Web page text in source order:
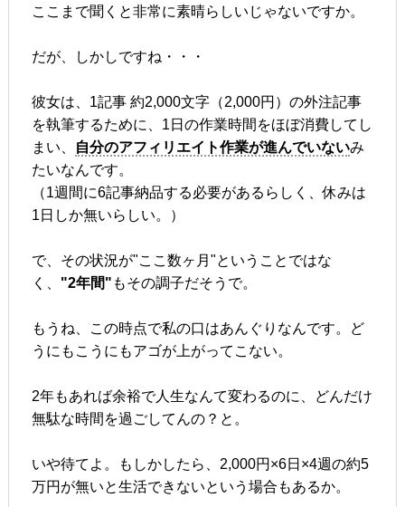
ここまで聞くと非常に素晴らしいじゃないですか。
だが、しかしですね・・・
彼女は、1記事 約2,000文字（2,000円）の外注記事
を執筆するために、1日の作業時間をほぼ消費してし
まい、
自分のアフィリエイト作業が進んでいないみ
たいなんです。
（1週間に6記事納品する必要があるらしく、休みは
1日しか無いらしい。）
で、その状況が"ここ数ヶ月"ということではな
く、 "2年間" もその調子だそうで。
もうね、この時点で私の口はあんぐりなんです。ど
うにもこうにもアゴが上がってこない。
2年もあれば余裕で人生なんて変わるのに、どんだけ
無駄な時間を過ごしてんの？と。
いや待てよ。もしかしたら、2,000円×6日×4週の約5
万円が無いと生活できないという場合もあるか。